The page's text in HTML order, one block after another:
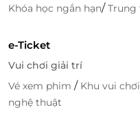
Khóa học ngắn hạn/Trung
e-Ticket
Vui chơi giải trí
Vé xem phim / Khu vui chơi
nghệ thuật